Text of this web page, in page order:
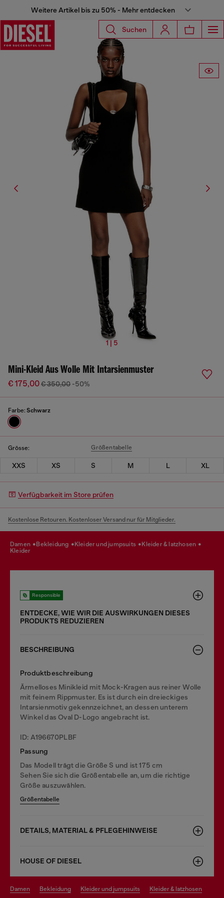
Weitere Artikel bis zu 50% - Mehr entdecken
Suchen
1 | 5
Mini-Kleid Aus Wolle Mit Intarsienmuster
€ 175,00€ 350,00 -50%
Farbe: Schwarz
Grösse: Größentabelle
XXS XS S M L XL
Verfügbarkeit im Store prüfen
Kostenlose Retouren. Kostenloser Versand nur für Mitglieder.
damen bekleidung kleider und jumpsuits
kleider & latzhosen
kleider
Responsible
ENTDECKE, WIE WIR DIE AUSWIRKUNGEN DIESES
PRODUKTS REDUZIEREN
BESCHREIBUNG
Produktbeschreibung
Ärmelloses Minikleid mit Mock-Kragen aus reiner Wolle
mit feinem Rippmuster. Es ist durch ein dreieckiges
Intarsienmotiv gekennzeichnet, an dessen unterem
Winkel das Oval D-Logo angebracht ist.
ID: A196670PLBF
Passung
Das Modell trägt die Größe S und ist 175 cm
Sehen Sie sich die Größentabelle an, um die richtige
Größe auszuwählen.
Größentabelle
DETAILS, MATERIAL & PFLEGEHINWEISE
HOUSE OF DIESEL
damen bekleidung kleider und jumpsuits kleider & latzhosen